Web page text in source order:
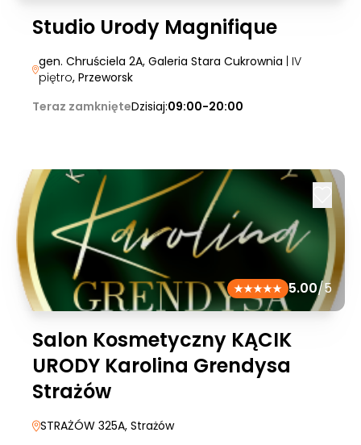
Studio Urody Magnifique
gen. Chruściela 2A, Galeria Stara Cukrownia | IV
piętro, Przeworsk
Teraz zamknięteDzisiaj:09:00-20:00
5.00/5
Salon Kosmetyczny KĄCIK
URODY Karolina Grendysa
Strażów
STRAŻÓW 325A, Strażów